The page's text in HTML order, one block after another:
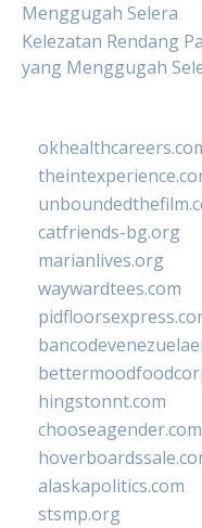
Menggugah Selera
Kelezatan Rendang
yang Menggugah
catfriends-bg.org
marianlives.org
waywardtees.com
hingstonnt.com
chooseagender.com
alaskapolitics.com
stsmp.org